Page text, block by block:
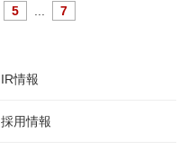
5 7
IR情報
採用情報